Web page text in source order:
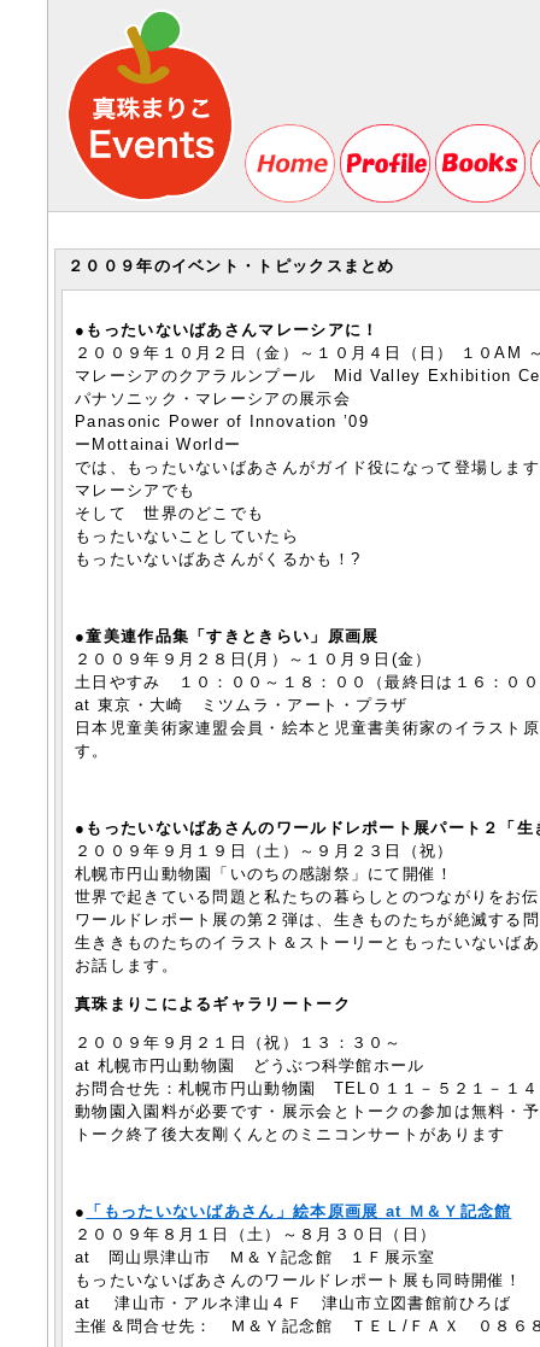
２００９年のイベント・トピックスまとめ
●もったいないばあさんマレーシアに！
２００９年１０月２日（金）～１０月４日（日） １０AM
マレーシアのクアラルンプール Mid Valley Exhibition
パナソニック・マレーシアの展示会
Panasonic Power of Innovation ’09
ーMottainai Worldー
では、もったいないばあさんがガイド役になって登場しま
マレーシアでも
そして 世界のどこでも
もったいないことしていたら
もったいないばあさんがくるかも！?
●童美連作品集「すきときらい」原画展
２００９年９月２８日(月）～１０月９日(金）
土日やすみ １０：００～１８：００（最終日は１６：０
at 東京・大崎 ミツムラ・アート・プラザ
日本児童美術家連盟会員・絵本と児童書美術家のイラス
す。
●もったいないばあさんのワールドレポート展パート２「生
２００９年９月１９日（土）～９月２３日（祝）
札幌市円山動物園「いのちの感謝祭」にて開催！
世界で起きている問題と私たちの暮らしとのつながりをお
ワールドレポート展の第２弾は、生きものたちが絶滅する
生ききものたちのイラスト＆ストーリーともったいないば
お話します。
真珠まりこによるギャラリートーク
２００９年９月２１日（祝）１３：３０～
at 札幌市円山動物園 どうぶつ科学館ホール
お問合せ先：札幌市円山動物園 TEL０１１－５２１－１
動物園入園料が必要です・展示会とトークの参加は無料・
トーク終了後大友剛くんとのミニコンサートがあります
● 「もったいないばあさん」絵本原画展 at Ｍ＆Ｙ記念館
２００９年８月１日（土）～８月３０日（日）
at 岡山県津山市 Ｍ＆Ｙ記念館 １Ｆ展示室
もったいないばあさんのワールドレポート展も同時開催！
at 津山市・アルネ津山４Ｆ 津山市立図書館前ひろば
主催＆問合せ先： Ｍ＆Ｙ記念館 ＴＥＬ/ＦＡＸ ０８６